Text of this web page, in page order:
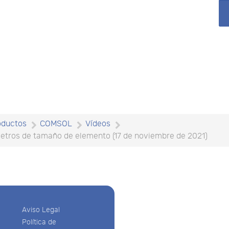
COMSOL
Vídeos
de tamaño de elemento (17 de noviembre de 2021)
Aviso Legal
Política de